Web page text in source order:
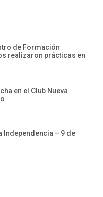
de Formación
realizaron prácticas en
en el Club Nueva
Independencia – 9 de